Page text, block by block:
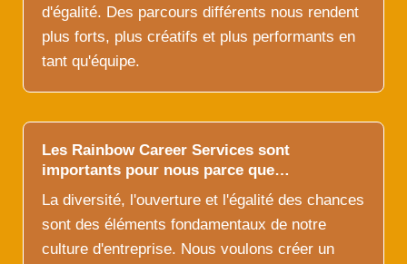
d'égalité. Des parcours différents nous rendent
plus forts, plus créatifs et plus performants en
tant qu'équipe.
Les Rainbow Career Services sont
importants pour nous parce que…
La diversité, l'ouverture et l'égalité des chances
sont des éléments fondamentaux de notre
culture d'entreprise. Nous voulons créer un